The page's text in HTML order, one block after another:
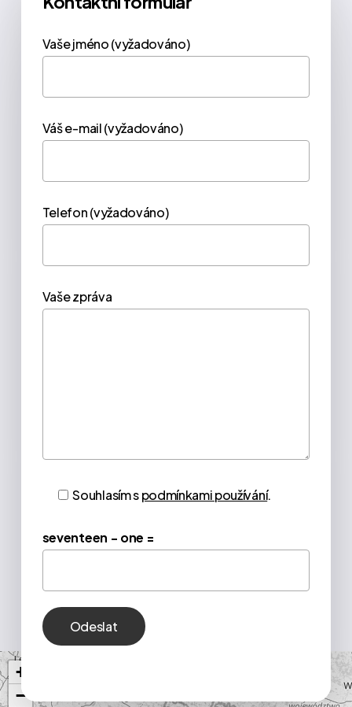
Vaše jméno (vyžadováno)
Váš e-mail (vyžadováno)
Telefon (vyžadováno)
Vaše zpráva
Souhlasím spodmínkami používání.
seventeen − one =
+
−